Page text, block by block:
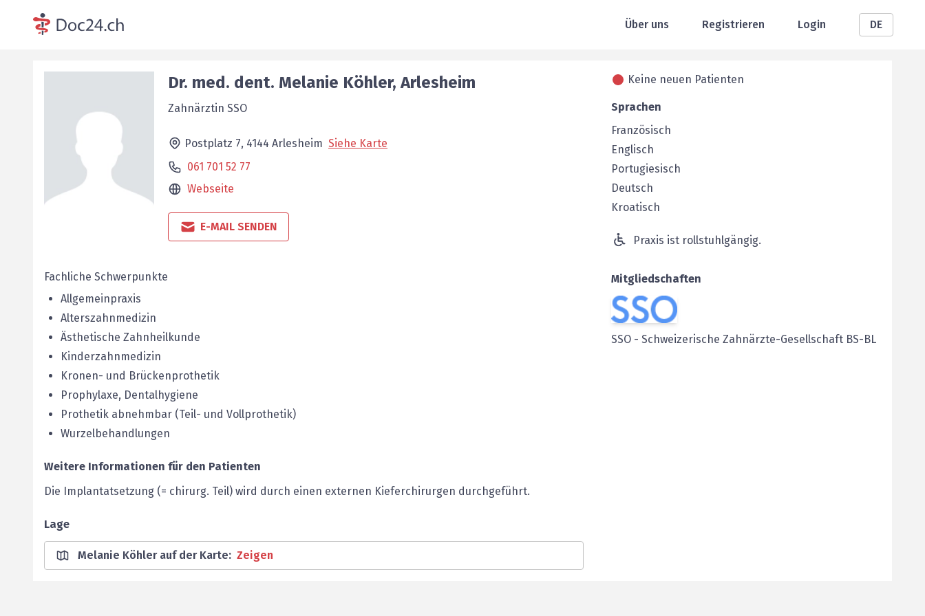
Über uns Registrieren Login DE
Dr. med. dent. Melanie Köhler,Arlesheim
Zahnärztin SSO
Postplatz 7, 4144 Arlesheim Siehe Karte
061 701 52 77
Webseite
E-MAIL SENDEN
Fachliche Schwerpunkte
Allgemeinpraxis
Alterszahnmedizin
Ästhetische Zahnheilkunde
Kinderzahnmedizin
Kronen- und Brückenprothetik
Prophylaxe, Dentalhygiene
Prothetik abnehmbar (Teil- und Vollprothetik)
Wurzelbehandlungen
Weitere Informationen für den Patienten
Die Implantatsetzung (= chirurg. Teil) wird durch einen externen Kieferchirurgen durchgeführt.
Lage
Melanie Köhler auf der Karte: Zeigen
Keine neuen Patienten
Sprachen
Französisch
Englisch
Portugiesisch
Deutsch
Kroatisch
Praxis ist rollstuhlgängig.
Mitgliedschaften
SSO - Schweizerische Zahnärzte-Gesellschaft BS-BL